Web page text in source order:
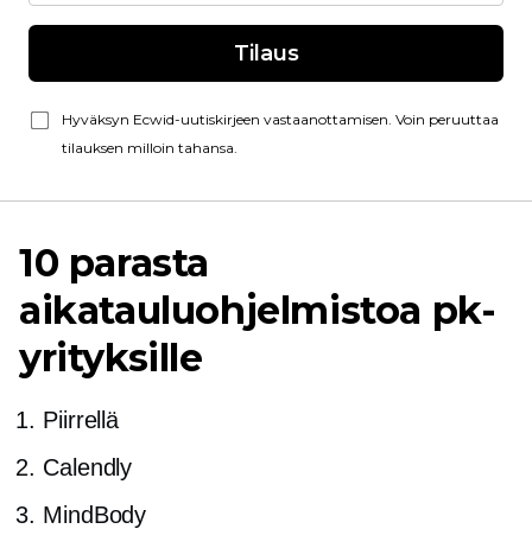
Tilaus
Hyväksyn Ecwid-uutiskirjeen vastaanottamisen. Voin peruuttaa
tilauksen milloin tahansa.
10 parasta
aikatauluohjelmistoa pk-
yrityksille
Piirrellä
Calendly
MindBody